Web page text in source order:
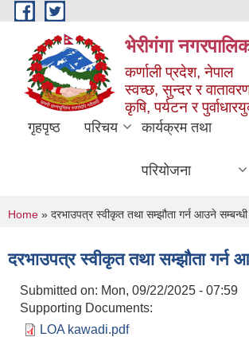
Skip to main content
भेरीगंगा
कर्णाली प्रदेश, नेपाल
स्वच्छ, सुन्दर र
कृषि, पर्यटन र
गृहपृष्ठ परिचय कार्यक्रम तथा
परियोजना
You are here
Home » दरभाउपत्र स्वीकृत तथा सम्झौता गर्न आउने
दरभाउपत्र स्वीकृत तथा सम्झौता गर्न
Submitted on: Mon, 09/22/2025 - 07:59
Supporting Documents:
LOA kawadi.pdf